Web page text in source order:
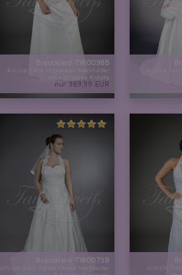
Brautkleid TW0098B
A-Linie Satin Stickereien Neckholder
ohne Schleppe Knöpfe
nur 369,99 EUR
A-Linie
Brautkleid TW0073B
schlicht Satin Spitze Perlen Neckholder
schlicht